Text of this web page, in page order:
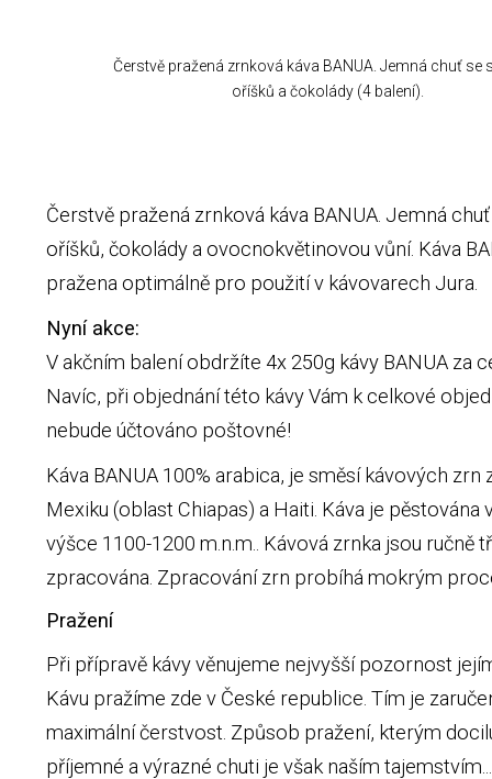
Čerstvě pražená zrnková káva BANUA. Jemná chuť se
oříšků a čokolády (4 balení).
Čerstvě pražená zrnková káva BANUA. Jemná
oříšků, čokolády a ovocnokvětinovou vůní. Káva
pražena optimálně pro použití v kávovarech Jura.
Nyní akce:
V akčním balení obdržíte 4x 250g kávy BANUA za
Navíc, při objednání této kávy Vám k celkové
nebude účtováno poštovné!
Káva BANUA 100% arabica, je směsí kávových zrn
Mexiku (oblast Chiapas) a Haiti. Káva je pěstována
výšce 1100-1200 m.n.m.. Kávová zrnka jsou ručně
zpracována. Zpracování zrn probíhá mokrým
Pražení
Při přípravě kávy věnujeme nejvyšší pozornost
Kávu pražíme zde v České republice. Tím je
maximální čerstvost. Způsob pražení, kterým
příjemné a výrazné chuti je však naším tajemstvím...